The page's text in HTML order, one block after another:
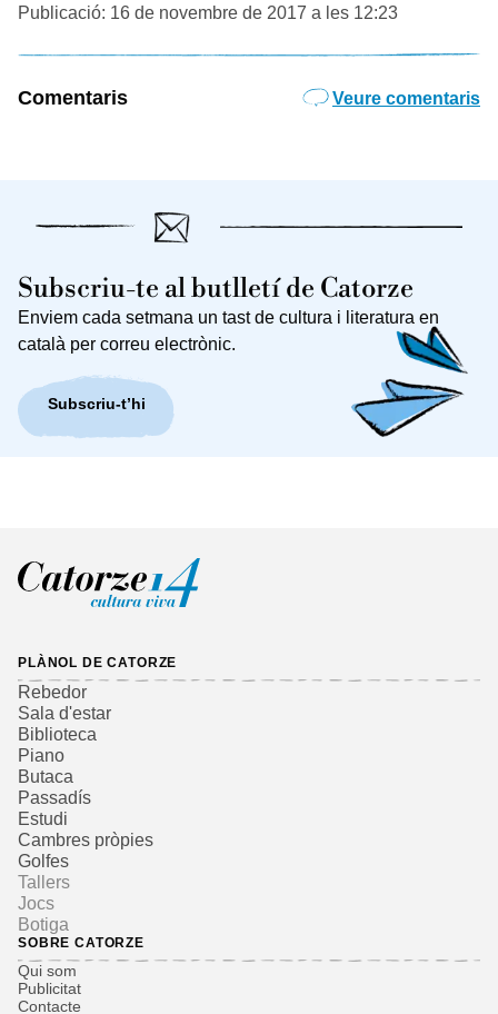
Publicació: 16 de novembre de 2017 a les 12:23
Comentaris Veure comentaris
Subscriu-te al butlletí de Catorze
Enviem cada setmana un tast de cultura i literatura en
català per correu electrònic.
Subscriu-t’hi
PLÀNOL DE CATORZE
Rebedor
Sala d'estar
Biblioteca
Piano
Butaca
Passadís
Estudi
Cambres pròpies
Golfes
Tallers
Jocs
Botiga
SOBRE CATORZE
Qui som
Publicitat
Contacte